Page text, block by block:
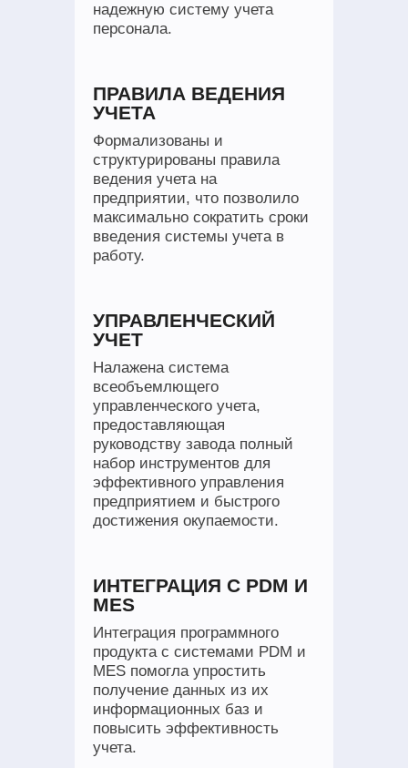
надежную систему учета
персонала.
ПРАВИЛА ВЕДЕНИЯ
УЧЕТА
Формализованы и
структурированы правила
ведения учета на
предприятии, что позволило
максимально сократить сроки
введения системы учета в
работу.
УПРАВЛЕНЧЕСКИЙ
УЧЕТ
Налажена система
всеобъемлющего
управленческого учета,
предоставляющая
руководству завода полный
набор инструментов для
эффективного управления
предприятием и быстрого
достижения окупаемости.
ИНТЕГРАЦИЯ С PDM И
MES
Интеграция программного
продукта с системами PDM и
MES помогла упростить
получение данных из их
информационных баз и
повысить эффективность
учета.